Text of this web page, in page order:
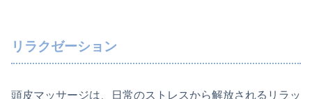
リラクゼーション
頭皮マッサージは、日常のストレスから解放されるリラッ